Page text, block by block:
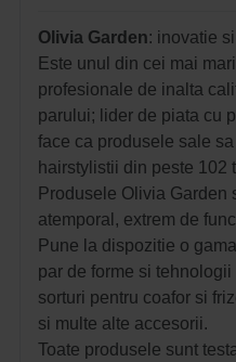
Olivia Garden: inovatie
Este unul din cei mai
profesionale de inalta
parului; lider de piata cu
face ca produsele sale
hairstylistii din peste 102
Produsele Olivia Garden
atemporal, extrem de
Pune la dispozitie o
par de forme si
sorturi pentru coafor si
si multe alte accesorii.
Toate produsele sunt